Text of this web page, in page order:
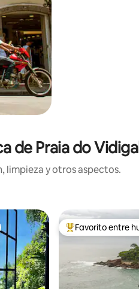
de Praia do
limpieza y otros aspectos.
Favorito entre
Favorito entre